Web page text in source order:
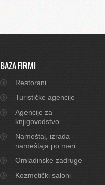
BAZA FIRMI
Restorani
Turističke agencije
Agencije za
knjigovodstvo
Nameštaj, izrada
nameštaja po meri
Omladinske zadruge
Kozmetički saloni